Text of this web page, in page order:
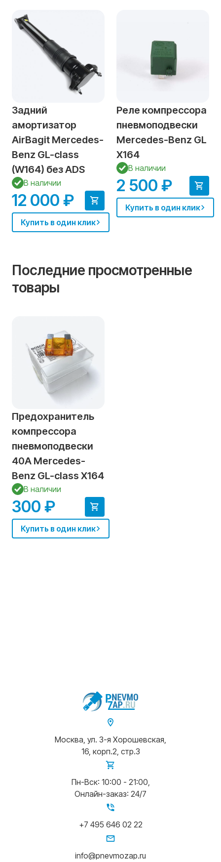
Задний
амортизатор
AirBagit Mercedes-
Benz GL-class
(W164) без ADS
В наличии
12 000 ₽
Купить в один клик
Реле компрессора
пневмоподвески
Mercedes-Benz GL
X164
В наличии
2 500 ₽
Купить в один клик
Последние просмотренные
товары
Предохранитель
компрессора
пневмоподвески
40А Mercedes-
Benz GL-class X164
В наличии
300 ₽
Купить в один клик
Москва, ул. 3-я Хорошевская,
16, корп.2, стр.3
Пн-Вск: 10:00 - 21:00,
Онлайн-заказ: 24/7
+7 495 646 02 22
info@pnevmozap.ru